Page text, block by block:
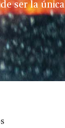
ser la única